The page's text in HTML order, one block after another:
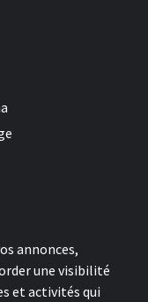
annonces,
une visibilité
et activités qui